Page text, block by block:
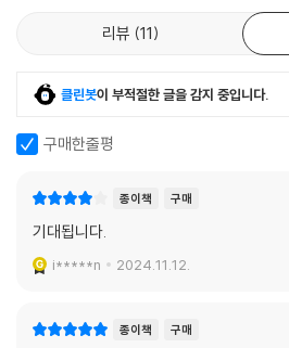
돌아온 남자는 ‘안 되겠다’며 여자에게 끝
와 허상을 넘는 욕망’)
이 소설에는 이러한 대목이 나온다. “세상
기 위해 사는 사람이 더 많다는 뜻일 것이다
기한다. 그 봉쇄의 순간 우리는 진정한 우리
까. 여행이라는 것은 일상을 떠나는 일이기
자기를 건져내어 돌보는 일이기도 하다. 저
적·문화적 배경을 바탕으로 이러한 ‘나를 발
리뷰 11
클린봇이 부적절한 글을 감지 중입니다.
구매한줄평
종이책 구매
기대됩니다.
i*****n 2024.11.12.
종이책 구매